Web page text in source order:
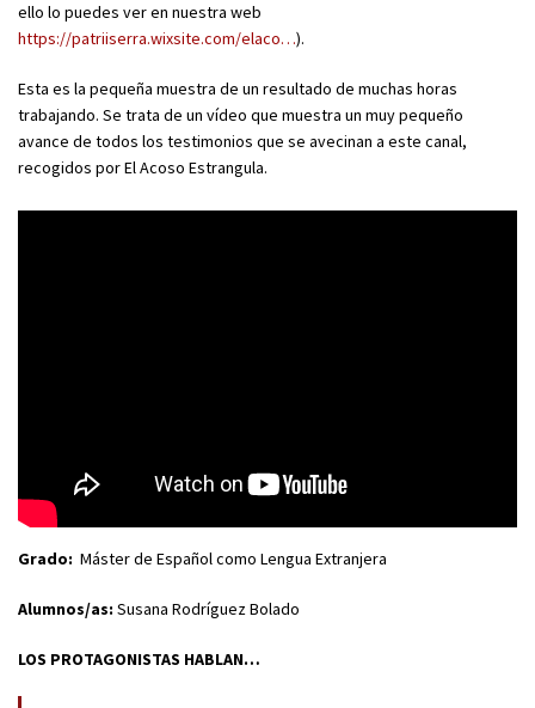
ello lo puedes ver en nuestra web
https://patriiserra.wixsite.com/elaco…).
Esta es la pequeña muestra de un resultado de muchas horas
trabajando. Se trata de un vídeo que muestra un muy pequeño
avance de todos los testimonios que se avecinan a este canal,
recogidos por El Acoso Estrangula.
Grado: Máster de Español como Lengua Extranjera
Alumnos/as: Susana Rodríguez Bolado
LOS PROTAGONISTAS HABLAN…